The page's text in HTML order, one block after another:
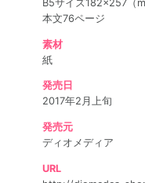
B5サイズ182×257（
本文76ページ
素材
紙
発売日
2017年2月上旬
発売元
ディオメディア
URL